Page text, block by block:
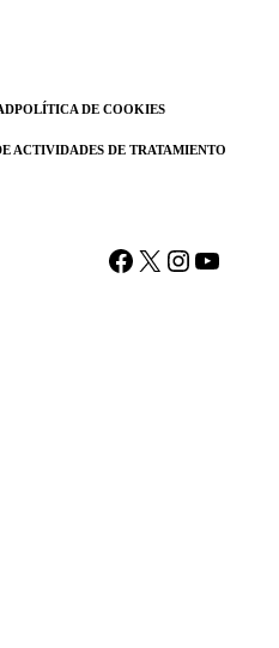
POLÍTICA DE COOKIES
ACTIVIDADES DE TRATAMIENTO
Facebook
X Instagram